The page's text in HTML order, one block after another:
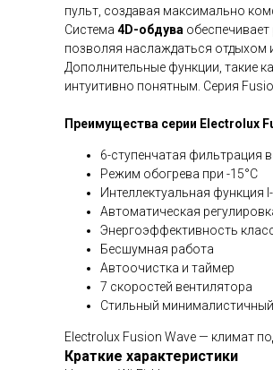
пульт, создавая максимально
Система 4D-обдува
позволяя наслаждаться отдыхом
Дополнительные функции, такие
интуитивно понятным. Серия
Преимущества серии Electrolux
6-ступенчатая фильтрация
Режим обогрева при -15°C
Интеллектуальная функция I-
Автоматическая
Энергоэффективность
Бесшумная работа
Автоочистка и таймер
7 скоростей вентилятора
Стильный
Electrolux Fusion Wave — климат
Краткие характеристики